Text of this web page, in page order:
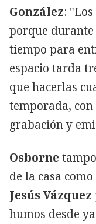
González:
porque
tiempo para
espacio tarda
que hacerlas
temporada,
grabación y
Osborne
de la casa como
Jesús Vázquez
humos desde